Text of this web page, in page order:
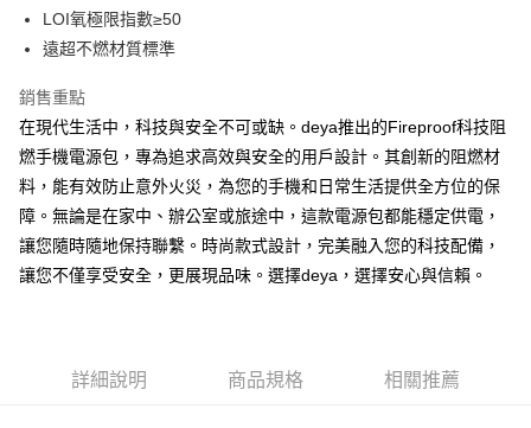
【「AFTEE先享後付」結帳流程】
１．於結帳方式選擇「AFTEE先享後付」後，將跳轉至「AFTEE先享後付」
結帳頁面，進行簡訊認證並確認金額後，即可完成結帳。
３．收到繳費通知簡訊後14天內，點擊此簡訊中的連結，可透過四大超商／
ATM／網路銀行／等多元方式進行付款，方視為交易完成。
購買商品的店家。未經商家同意取消之訂單仍視為有效，需透過AFTEE先享
後付繳納相關費用。
※ 交易是否成功請以「AFTEE先享後付 」之結帳頁面顯示為準，若有關於
是否繳費成功／繳費後需取消欲退款等相關疑問，請聯繫「AFTEE先享後付
客戶支援中心」https://netprotections.freshdesk.com/support/home
２．關於個人資料處理事宜，請瀏覽以下網址：
每筆NT$90，滿NT$990(含以上)免運費
【7-11】取貨付款
每筆NT$90，滿NT$990(含以上)免運費
【宅配】
每筆NT$90，滿NT$490(含以上)免運費
【郵寄】離島／外島
每筆NT$150，滿NT$990(含以上)免運費
LOI氧極限指數≥50
遠超不燃材質標準
銷售重點
在現代生活中，科技與安全不可或缺。deya推出的Fireproof科技阻
燃手機電源包，專為追求高效與安全的用戶設計。其創新的阻燃材
料，能有效防止意外火災，為您的手機和日常生活提供全方位的保
障。無論是在家中、辦公室或旅途中，這款電源包都能穩定供電，
讓您隨時隨地保持聯繫。時尚款式設計，完美融入您的科技配備，
讓您不僅享受安全，更展現品味。選擇deya，選擇安心與信賴。
詳細說明 商品規格 相關推薦